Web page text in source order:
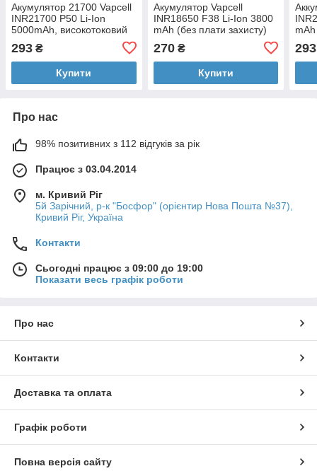
Акумулятор 21700 Vapcell
INR21700 P50 Li-Ion
5000mAh, високотоковий
293 ₴
Купити
Акумулятор Vapcell
INR18650 F38 Li-Ion 3800
mAh (без плати захисту)
270₴
Купити
mAh
293
Про нас
98% позитивних з 112 відгуків за рік
Працює з 03.04.2014
м. Кривий Ріг
5й Зарічний, р-к "Босфор" (орієнтир Нова Пошта №37),
Кривий Ріг, Україна
Контакти
Сьогодні працює з 09:00 до 19:00
Показати весь графік роботи
Про нас
Контакти
Доставка та оплата
Графік роботи
Повна версія сайту